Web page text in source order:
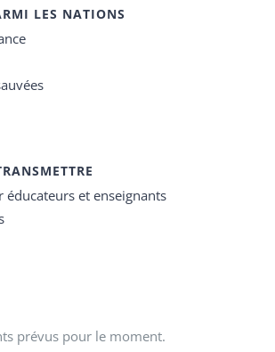
LES NATIONS
éducateurs et enseignants
prévus pour le moment.